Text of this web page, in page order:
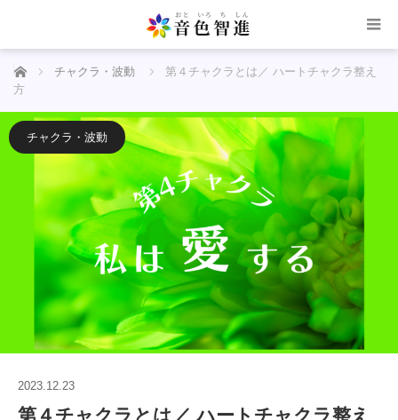
ホーム チャクラ・波動
第４チャクラとは／ ハートチャクラ整え
方
チャクラ・波動
2023.12.23
第４チャクラとは／ ハートチャクラ整え